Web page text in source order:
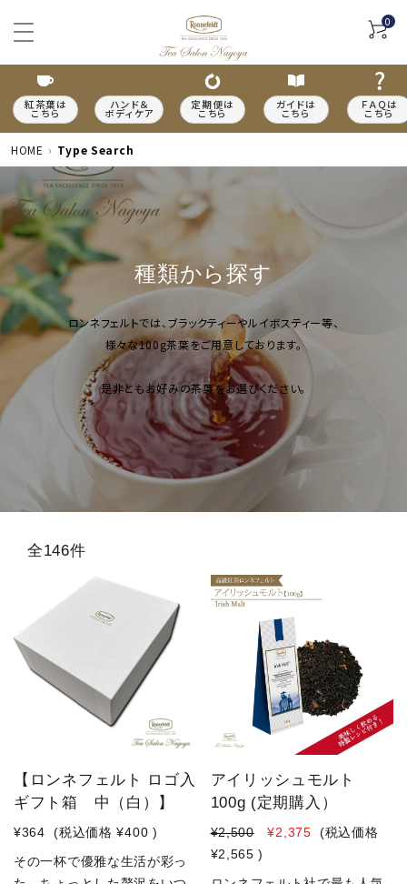
0
紅茶葉は
こちら
ハンド＆
ボディケア
定期便は
こちら
ガイドは
こちら
ＦＡＱは
こちら
ACCOUNT MENU
meeting_room ログイン person 新規会員登録
カテゴリーから探す
種類から探す
スキンケア
定期購入商品
ご利用ガイド
プライバシーポリシー
特定商取引法について
お問い合わせ
HOME Type Search
種類から探す
ロンネフェルトでは、ブラックティーやルイボスティー等、
様々な100g茶葉をご用意しております。
是非ともお好みの茶葉をお選びください。
全146件
【ロンネフェルト ロゴ入
ギフト箱 中（白）】
¥364 (税込価格 ¥400 )
その一杯で優雅な生活が彩っ
アイリッシュモルト
100g (定期購入）
¥2,500 ¥2,375
(税込価格
¥2,565 )